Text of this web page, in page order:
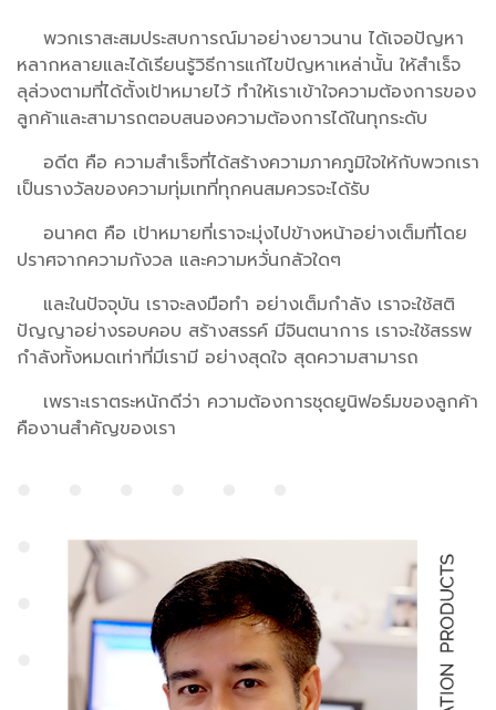
พวกเราสะสมประสบการณ์มาอย่างยาวนาน ได้เจอปัญหา
หลากหลายและได้เรียนรู้วิธีการแก้ไขปัญหาเหล่านั้น ให้สำเร็จ
ลุล่วงตามที่ได้ตั้งเป้าหมายไว้ ทำให้เราเข้าใจความต้องการของ
ลูกค้าและสามารถตอบสนองความต้องการได้ในทุกระดับ
อดีต คือ ความสำเร็จที่ได้สร้างความภาคภูมิใจให้กับพวกเรา
เป็นรางวัลของความทุ่มเทที่ทุกคนสมควรจะได้รับ
อนาคต คือ เป้าหมายที่เราจะมุ่งไปข้างหน้าอย่างเต็มที่โดย
ปราศจากความกังวล และความหวั่นกลัวใดๆ
และในปัจจุบัน เราจะลงมือทำ อย่างเต็มกำลัง เราจะใช้สติ
ปัญญาอย่างรอบคอบ สร้างสรรค์ มีจินตนาการ เราจะใช้สรรพ
กำลังทั้งหมดเท่าที่มีเรามี อย่างสุดใจ สุดความสามารถ
เพราะเราตระหนักดีว่า ความต้องการชุดยูนิฟอร์มของลูกค้า
คืองานสำคัญของเรา